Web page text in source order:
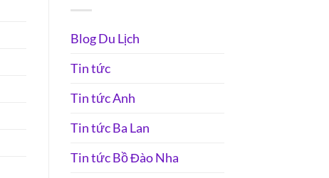
Blog Du Lịch
Tin tức
Tin tức Anh
Tin tức Ba Lan
Tin tức Bồ Đào Nha